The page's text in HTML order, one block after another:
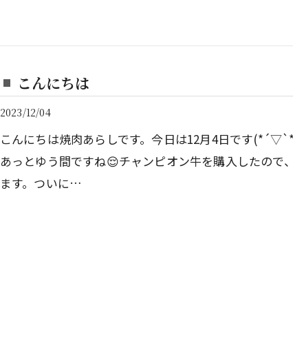
こんにちは
2023/12/04
こんにちは焼肉あらしです。今日は12月4日です
あっとゆう間ですね😌チャンピオン牛を購入したので
ます。ついに…